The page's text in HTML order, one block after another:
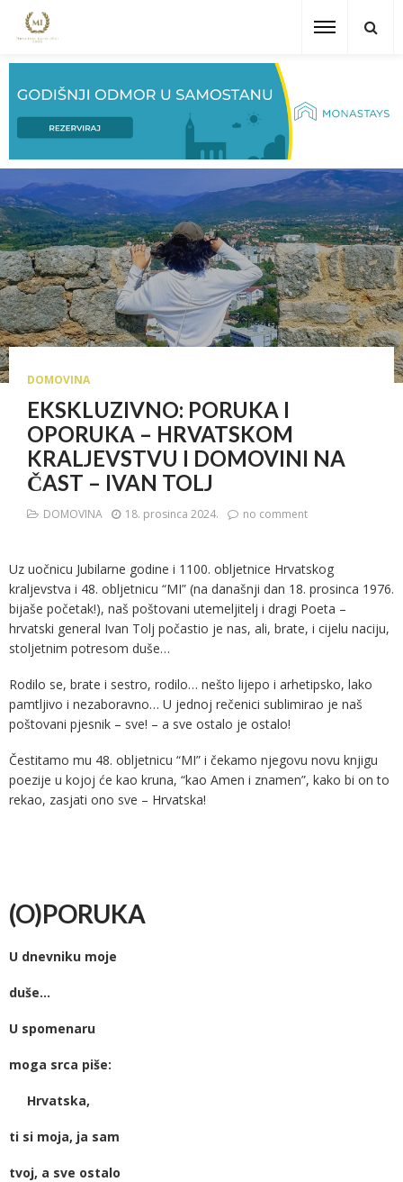
DOMOVINA
EKSKLUZIVNO: PORUKA I
OPORUKA – HRVATSKOM
KRALJEVSTVU I DOMOVINI NA
ČAST – IVAN TOLJ
DOMOVINA 18. prosinca 2024. no comment
Uz uočnicu Jubilarne godine i 1100. obljetnice Hrvatskog
kraljevstva i 48. obljetnicu “MI” (na današnji dan 18. prosinca 1976.
bijaše početak!), naš poštovani utemeljitelj i dragi Poeta –
hrvatski general Ivan Tolj počastio je nas, ali, brate, i cijelu naciju,
stoljetnim potresom duše…
Rodilo se, brate i sestro, rodilo… nešto lijepo i arhetipsko, lako
pamtljivo i nezaboravno… U jednoj rečenici sublimirao je naš
poštovani pjesnik – sve! – a sve ostalo je ostalo!
Čestitamo mu 48. obljetnicu “MI” i čekamo njegovu novu knjigu
poezije u kojoj će kao kruna, “kao Amen i znamen”, kako bi on to
rekao, zasjati ono sve – Hrvatska!
(O)PORUKA
U dnevniku moje
duše…
U spomenaru
moga srca piše:
Hrvatska,
ti si moja, ja sam
tvoj, a sve ostalo